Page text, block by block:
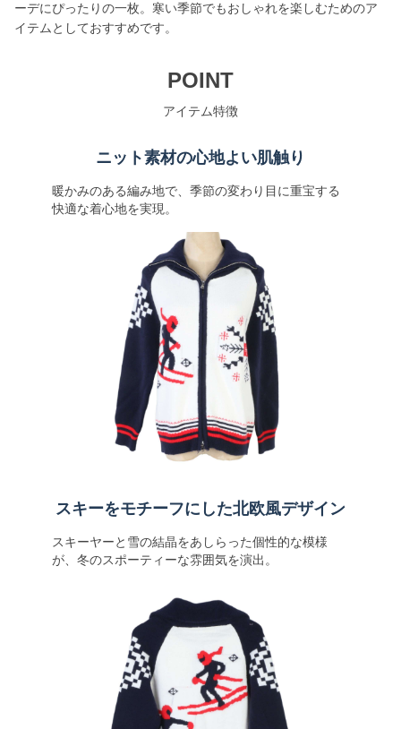
ーデにぴったりの一枚。寒い季節でもおしゃれを楽しむためのア
イテムとしておすすめです。
POINT
アイテム特徴
ニット素材の心地よい肌触り
暖かみのある編み地で、季節の変わり目に重宝する
快適な着心地を実現。
スキーをモチーフにした北欧風デザイン
スキーヤーと雪の結晶をあしらった個性的な模様
が、冬のスポーティーな雰囲気を演出。